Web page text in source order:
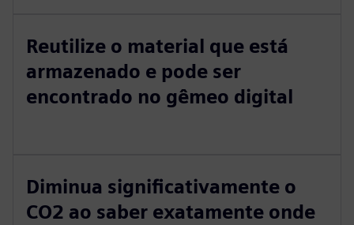
Reutilize o material que está
armazenado e pode ser
encontrado no gêmeo digital
Diminua significativamente o
CO2 ao saber exatamente onde